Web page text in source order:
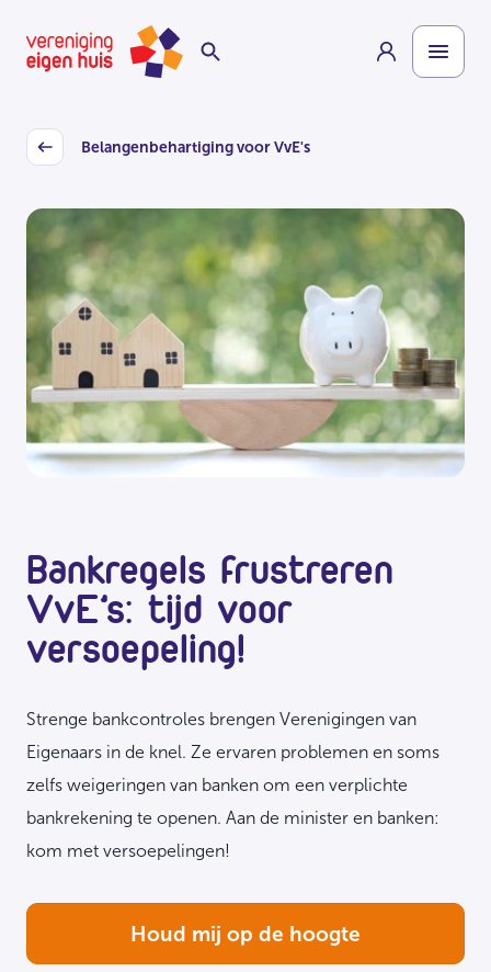
naar
hoofdinhoud
Homepage
Back
Belangenbehartiging voor VvE's
Bankregels frustreren
VvE’s: tijd voor
versoepeling!
Strenge bankcontroles brengen Verenigingen van
Eigenaars in de knel. Ze ervaren problemen en soms
zelfs weigeringen van banken om een verplichte
bankrekening te openen. Aan de minister en banken:
kom met versoepelingen!
Houd mij op de hoogte